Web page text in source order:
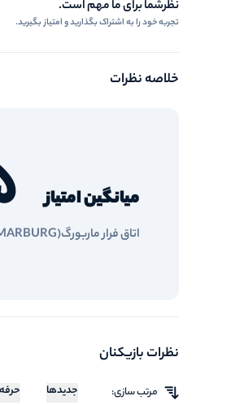
نظرشما برای ما مهم است.
تجربه خود را به اشتراک بگذارید و امتیاز بگیرید.
خلاصه نظرات
میانگین امتیاز
اتاق فرار ماربورگ(MARBURG) از
نظرات بازیکنان
مرتب سازی: جدیدها